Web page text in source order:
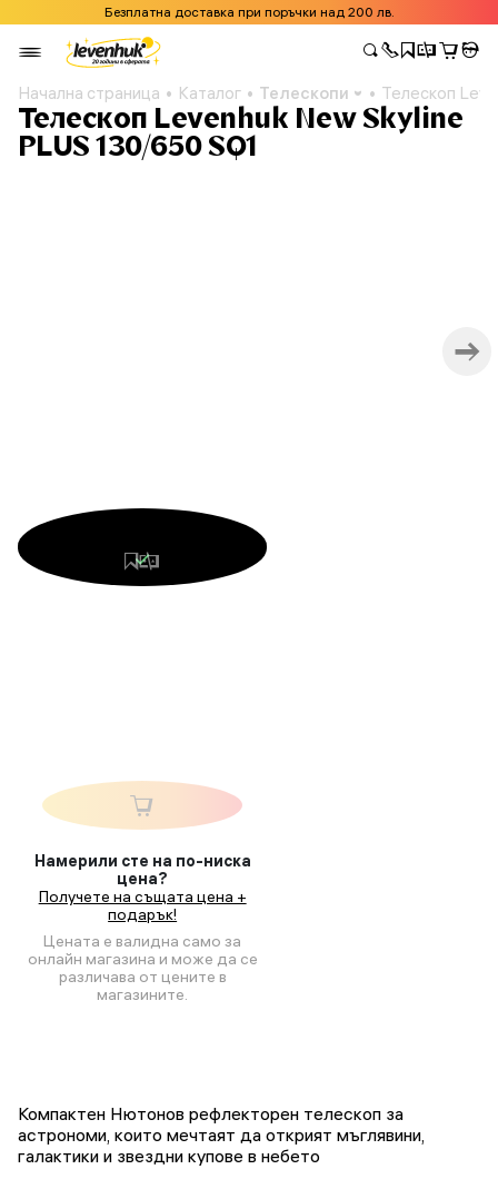
Безплатна доставка при поръчки над 200 лв.
Начална страница Каталог Телескопи Телескоп
Телескоп Levenhuk New Skyline
PLUS 130/650 SQ1
Намерили сте на по-ниска
цена?
Получете на същата цена +
подарък!
Цената е валидна само за
онлайн магазина и може да се
различава от цените в
магазините.
Компактен Нютонов рефлекторен телескоп за
астрономи, които мечтаят да открият мъглявини,
галактики и звездни купове в небето